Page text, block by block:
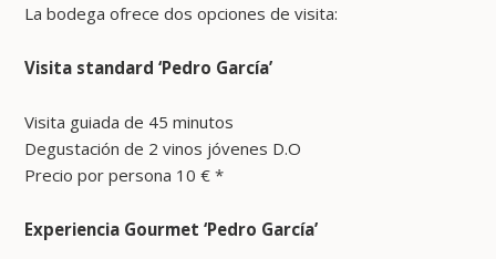
La bodega ofrece dos opciones de visita:
Visita standard ‘Pedro García’
Visita guiada de 45 minutos
Degustación de 2 vinos jóvenes D.O
Precio por persona 10 € *
Experiencia Gourmet ‘Pedro García’